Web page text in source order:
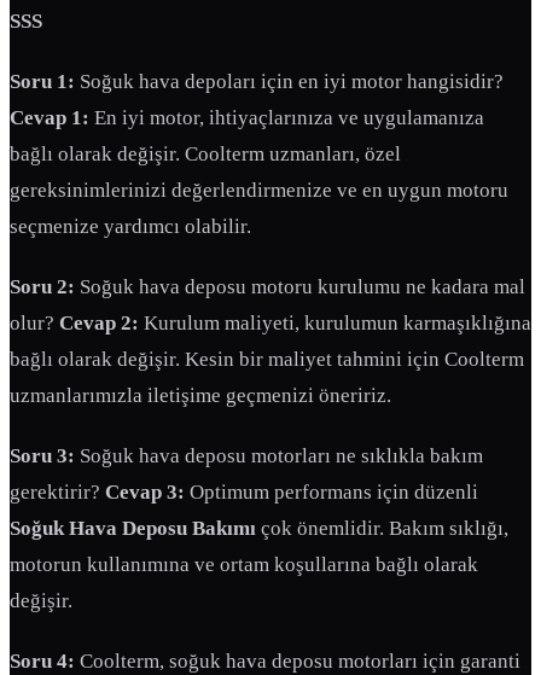
SSS
Soru 1: Soğuk hava depoları için en iyi motor hangisidir?
Cevap 1: En iyi motor, ihtiyaçlarınıza ve uygulamanıza
bağlı olarak değişir. Coolterm uzmanları, özel
gereksinimlerinizi değerlendirmenize ve en uygun motoru
seçmenize yardımcı olabilir.
Soru 2: Soğuk hava deposu motoru kurulumu ne kadara mal
olur? Cevap 2: Kurulum maliyeti, kurulumun karmaşıklığına
bağlı olarak değişir. Kesin bir maliyet tahmini için Coolterm
uzmanlarımızla iletişime geçmenizi öneririz.
Soru 3: Soğuk hava deposu motorları ne sıklıkla bakım
gerektirir? Cevap 3: Optimum performans için düzenli
Soğuk Hava Deposu Bakımı çok önemlidir. Bakım sıklığı,
motorun kullanımına ve ortam koşullarına bağlı olarak
değişir.
Soru 4: Coolterm, soğuk hava deposu motorları için garanti